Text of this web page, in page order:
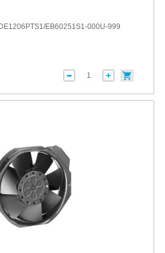
EB60251S1-000U-999